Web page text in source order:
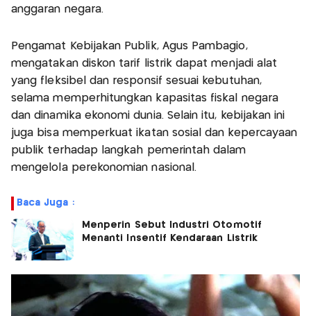
anggaran negara.
Pengamat Kebijakan Publik, Agus Pambagio,
mengatakan diskon tarif listrik dapat menjadi alat
yang fleksibel dan responsif sesuai kebutuhan,
selama memperhitungkan kapasitas fiskal negara
dan dinamika ekonomi dunia. Selain itu, kebijakan ini
juga bisa memperkuat ikatan sosial dan kepercayaan
publik terhadap langkah pemerintah dalam
mengelola perekonomian nasional.
Baca Juga :
Menperin Sebut Industri Otomotif
Menanti Insentif Kendaraan Listrik